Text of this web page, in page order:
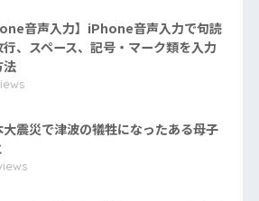
音声入力】iPhone音声入力で句読
行、スペース、記号・マーク類を入力
法
震災で津波の犠牲になったある母子